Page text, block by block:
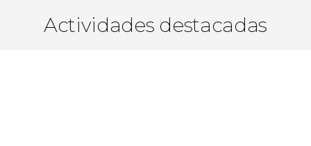
Actividades destacadas